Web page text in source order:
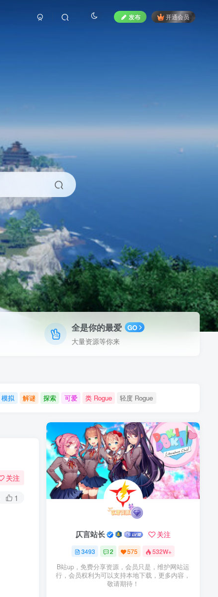
发布 开通会员
全是你的最爱 GO
大量资源等你来
模拟 解谜 探索 可爱 类 Rogue 轻度 Rogue
关注
1
仄言站长 关注
3493 2 575 532W+
B站up，免费分享资源，会员只是，维护网站运
行，会员权利为可以支持本地下载，更多内容，
敬请期待！